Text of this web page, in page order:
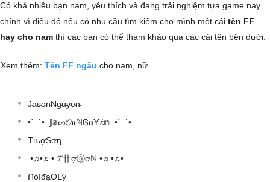
Có khá nhiều bạn nam, yêu thích và đang trải nghiệm tựa game nay
chính vì điều đó nếu có nhu cầu tìm kiếm cho mình một cái tên FF
hay cho nam thì các bạn có thể tham khảo qua các cái tên bên dưới.
Xem thêm: Tên FF ngầu cho nam, nữ
J̴a̴s̴o̴n̴N̴g̴u̴y̴e̴n̴
•´¯`•. 𝕁𝕒ᔕ𝓞𝐧ℕᎶ𝐮Ƴέ𝕟 .•´¯`•
TԋợSơɳ
.•♫•♬• 𝓣卄ợⓢơℕ •♬•♫•.
ᑎóIđạOᒪý